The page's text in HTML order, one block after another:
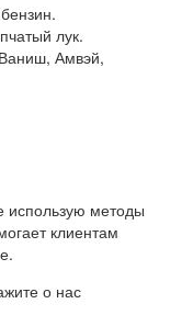
лук.
Амвэй,
использую методы
клиентам
о нас